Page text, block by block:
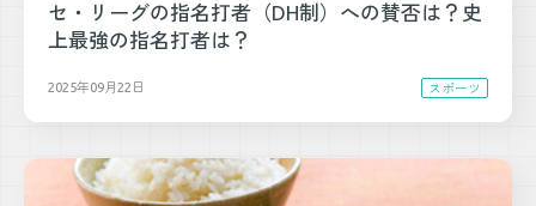
セ・リーグの指名打者（DH制）への賛否は？史
上最強の指名打者は？
2025年09月22日 スポーツ